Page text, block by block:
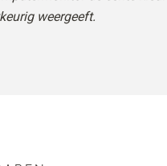
weergeeft.